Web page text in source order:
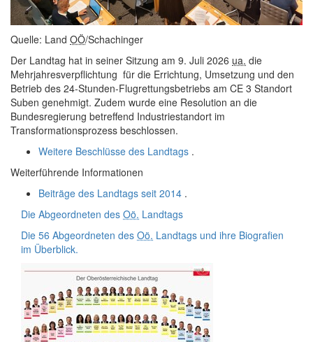
Quelle: Land OÖ/Schachinger
Der Landtag hat in seiner Sitzung am 9. Juli 2026 ua. die
Mehrjahresverpflichtung für die Errichtung, Umsetzung und den
Betrieb des 24-Stunden-Flugrettungsbetriebs am CE 3 Standort
Suben genehmigt. Zudem wurde eine Resolution an die
Bundesregierung betreffend Industriestandort im
Transformationsprozess beschlossen.
Weitere Beschlüsse des Landtags .
Weiterführende Informationen
Beiträge des Landtags seit 2014 .
Die Abgeordneten des Oö. Landtags
Die 56 Abgeordneten des Oö. Landtags und ihre Biografien
im Überblick.